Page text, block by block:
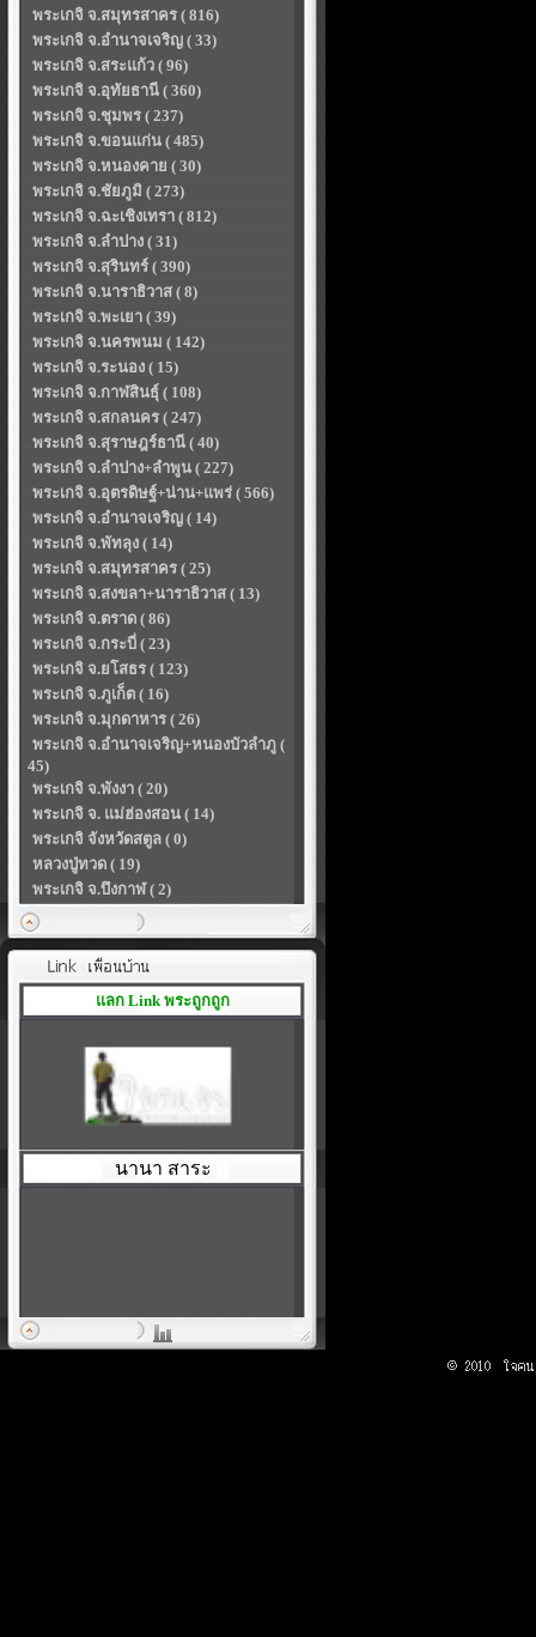
พระเกจิ จ.สมุทรสาคร ( 816)
พระเกจิ จ.อำนาจเจริญ ( 33)
พระเกจิ จ.สระแก้ว ( 96)
พระเกจิ จ.อุทัยธานี ( 360)
พระเกจิ จ.ชุมพร ( 237)
พระเกจิ จ.ขอนแก่น ( 485)
พระเกจิ จ.หนองคาย ( 30)
พระเกจิ จ.ชัยภูมิ ( 273)
พระเกจิ จ.ฉะเชิงเทรา ( 812)
พระเกจิ จ.ลำปาง ( 31)
พระเกจิ จ.สุรินทร์ ( 390)
พระเกจิ จ.นาราธิวาส ( 8)
พระเกจิ จ.พะเยา ( 39)
พระเกจิ จ.นครพนม ( 142)
พระเกจิ จ.ระนอง ( 15)
พระเกจิ จ.กาฬสินธุ์ ( 108)
พระเกจิ จ.สกลนคร ( 247)
พระเกจิ จ.สุราษฎร์ธานี ( 40)
พระเกจิ จ.ลำปาง+ลำพูน ( 227)
พระเกจิ จ.อุตรดิษฐ์+น่าน+แพร่ ( 566)
พระเกจิ จ.อำนาจเจริญ ( 14)
พระเกจิ จ.พัทลุง ( 14)
พระเกจิ จ.สมุทรสาคร ( 25)
พระเกจิ จ.สงขลา+นาราธิวาส ( 13)
พระเกจิ จ.ตราด ( 86)
พระเกจิ จ.กระบี่ ( 23)
พระเกจิ จ.ยโสธร ( 123)
พระเกจิ จ.ภูเก็ต ( 16)
พระเกจิ จ.มุกดาหาร ( 26)
พระเกจิ จ.อำนาจเจริญ+หนองบัวลำภู (
45)
พระเกจิ จ.พังงา ( 20)
พระเกจิ จ. แม่ฮ่องสอน ( 14)
พระเกจิ จังหวัดสตูล ( 0)
หลวงปู่ทวด ( 19)
พระเกจิ จ.บึงกาฬ ( 2)
แลก Link พระถูกถูก
นานา สาระ